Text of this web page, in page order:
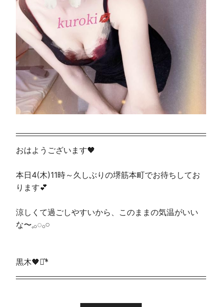
おはようございます🖤
本日4(木)11時～久しぶりの堺筋本町でお待ちしてお
ります💕
涼しくて過ごしやすいから、このままの気温がいい
な〜𓈒𓂂◌𓂂𓏸
黒木🖤⋆͛*͛